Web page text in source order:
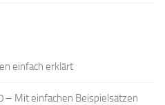
einfach erklärt
– Mit einfachen Beispielsätzen